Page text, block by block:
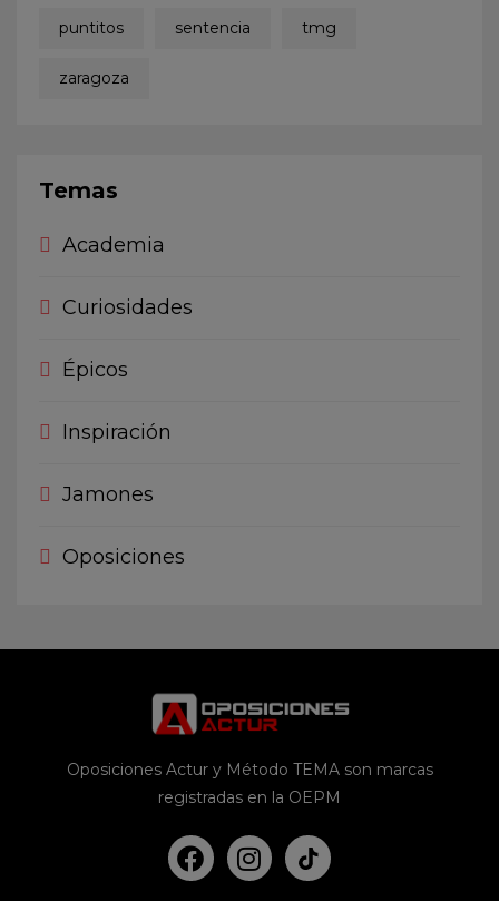
puntitos sentencia tmg
zaragoza
Temas
Academia
Curiosidades
Épicos
Inspiración
Jamones
Oposiciones
Oposiciones Actur y Método TEMA son marcas
registradas en la OEPM